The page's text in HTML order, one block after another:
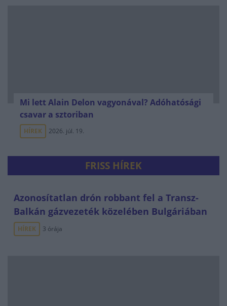
Mi lett Alain Delon vagyonával? Adóhatósági
csavar a sztoriban
HÍREK 2026. júl. 19.
FRISS HÍREK
Azonosítatlan drón robbant fel a Transz-
Balkán gázvezeték közelében Bulgáriában
HÍREK 3 órája